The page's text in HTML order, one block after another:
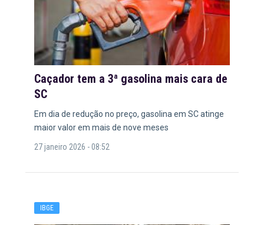
Caçador tem a 3ª gasolina mais cara de
SC
Em dia de redução no preço, gasolina em SC atinge
maior valor em mais de nove meses
27 janeiro 2026 - 08:52
IBGE